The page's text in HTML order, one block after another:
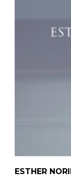
ESTHER